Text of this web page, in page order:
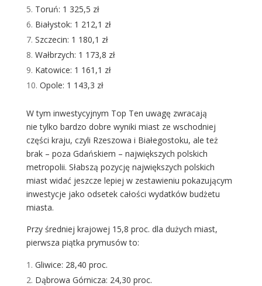
Toruń: 1 325,5 zł
Białystok: 1 212,1 zł
Szczecin: 1 180,1 zł
Wałbrzych: 1 173,8 zł
Katowice: 1 161,1 zł
Opole: 1 143,3 zł
W tym inwestycyjnym Top Ten uwagę zwracają
nie tylko bardzo dobre wyniki miast ze wschodniej
części kraju, czyli Rzeszowa i Białegostoku, ale też
brak – poza Gdańskiem – największych polskich
metropolii. Słabszą pozycję największych polskich
miast widać jeszcze lepiej w zestawieniu pokazującym
inwestycje jako odsetek całości wydatków budżetu
miasta.
Przy średniej krajowej 15,8 proc. dla dużych miast,
pierwsza piątka prymusów to:
Gliwice: 28,40 proc.
Dąbrowa Górnicza: 24,30 proc.